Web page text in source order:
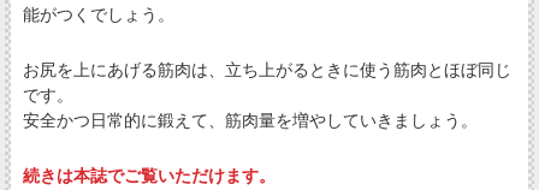
能がつくでしょう。
お尻を上にあげる筋肉は、立ち上がるときに使う筋肉とほぼ同じ
です。
安全かつ日常的に鍛えて、筋肉量を増やしていきましょう。
続きは本誌でご覧いただけます。